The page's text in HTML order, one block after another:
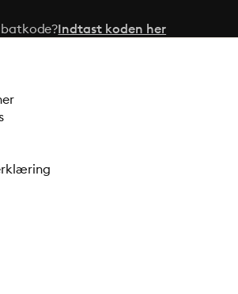
Indtast koden her